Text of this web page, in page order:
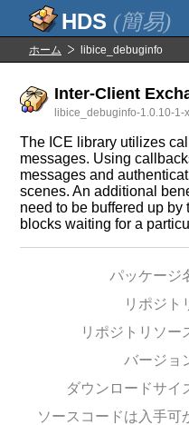
(簡易)
ホーム libice_debuginfo
Inter-Client
libice_debuginfo-1.0.10-1-
The ICE library utilizes
messages. Using
messages and
scenes. An additional
need to be buffered up
blocks waiting for a
パッケージ
リポジト
リポジトリソー
バージョ
ダウンロードサイ
ソースコードは入手可